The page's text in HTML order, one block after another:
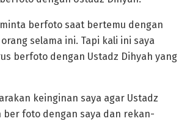
berfoto saat bertemu dengan
selama ini. Tapi kali ini saya
berfoto dengan Ustadz Dihyah yang
keinginan saya agar Ustadz
ber foto dengan saya dan rekan-